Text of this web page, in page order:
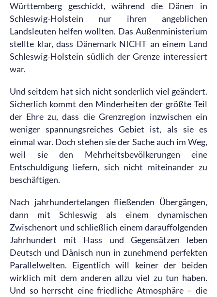
Württemberg geschickt, während die Dänen in
Schleswig-Holstein nur ihren angeblichen
Landsleuten helfen wollten. Das Außenministerium
stellte klar, dass Dänemark NICHT an einem Land
Schleswig-Holstein südlich der Grenze interessiert
war.
Und seitdem hat sich nicht sonderlich viel geändert.
Sicherlich kommt den Minderheiten der größte Teil
der Ehre zu, dass die Grenzregion inzwischen ein
weniger spannungsreiches Gebiet ist, als sie es
einmal war. Doch stehen sie der Sache auch im Weg,
weil sie den Mehrheitsbevölkerungen eine
Entschuldigung liefern, sich nicht miteinander zu
beschäftigen.
Nach jahrhundertelangen fließenden Übergängen,
dann mit Schleswig als einem dynamischen
Zwischenort und schließlich einem darauffolgenden
Jahrhundert mit Hass und Gegensätzen leben
Deutsch und Dänisch nun in zunehmend perfekten
Parallelwelten. Eigentlich will keiner der beiden
wirklich mit dem anderen allzu viel zu tun haben.
Und so herrscht eine friedliche Atmosphäre – die